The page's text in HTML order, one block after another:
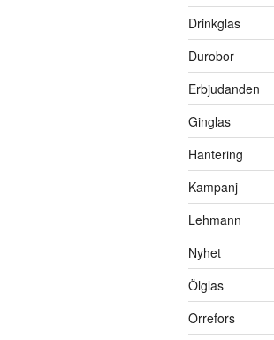
Drinkglas
Durobor
Erbjudanden
Ginglas
Hantering
Kampanj
Lehmann
Nyhet
Ölglas
Orrefors